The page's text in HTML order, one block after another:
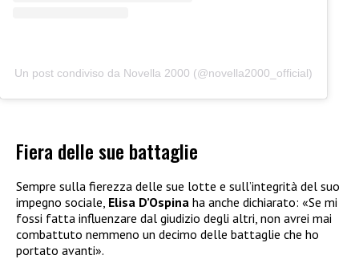
Un post condiviso da Novella 2000 (@novella2000_official)
Fiera delle sue battaglie
Sempre sulla fierezza delle sue lotte e sull’integrità del suo
impegno sociale, Elisa D’Ospina ha anche dichiarato: «Se mi
fossi fatta influenzare dal giudizio degli altri, non avrei mai
combattuto nemmeno un decimo delle battaglie che ho
portato avanti».